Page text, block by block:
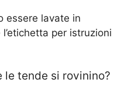
essere lavate in
per istruzioni
le tende si rovinino?